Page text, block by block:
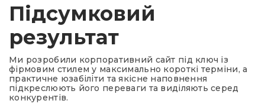
Підсумковий
результат
Ми розробили корпоративний сайт під ключ із
фірмовим стилем у максимально короткі терміни, а
практичне юзабіліти та якісне наповнення
підкреслюють його переваги та виділяють серед
конкурентів.